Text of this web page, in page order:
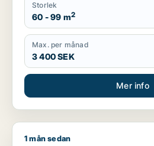
Storlek
60 - 99 m2
Max. per månad
3 400 SEK
Mer info
Camila söker butik för uthyrning
1 mån sedan